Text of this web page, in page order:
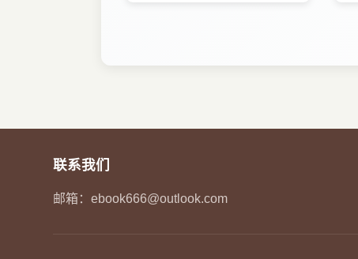
联系我们
邮箱：ebook666@outlook.com